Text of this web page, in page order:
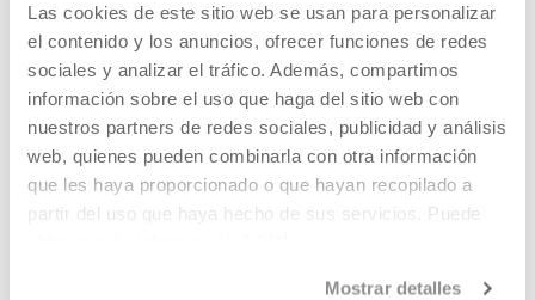
Las cookies de este sitio web se usan para personalizar
el contenido y los anuncios, ofrecer funciones de redes
sociales y analizar el tráfico. Además, compartimos
información sobre el uso que haga del sitio web con
nuestros partners de redes sociales, publicidad y análisis
web, quienes pueden combinarla con otra información
que les haya proporcionado o que hayan recopilado a
partir del uso que haya hecho de sus servicios. Puede
Mostrar detalles
SIGN UP FOR THE NEWSLETTER
UPCOMING EVENTS
VISIT US